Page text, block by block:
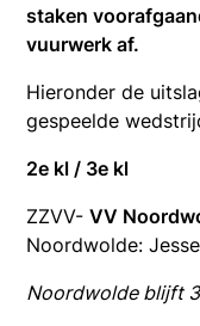
staken
vuurwerk af.
Hieronder de
gespeelde
2e kl / 3e kl
ZZVV-VV
Noordwolde:
Noordwolde blijft